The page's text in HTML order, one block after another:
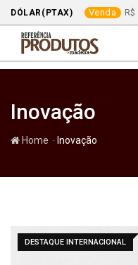
DÓLAR(PTAX) Venda
content
Inovação
Home - Inovação
DESTAQUE INTERNACIONAL